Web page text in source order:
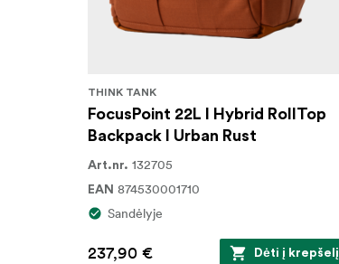
THINK TANK
FocusPoint 22L I Hybrid RollTop
Backpack I Urban Rust
Art.nr. 132705
EAN 874530001710
Sandėlyje
237,90 € Dėti į krepšelį